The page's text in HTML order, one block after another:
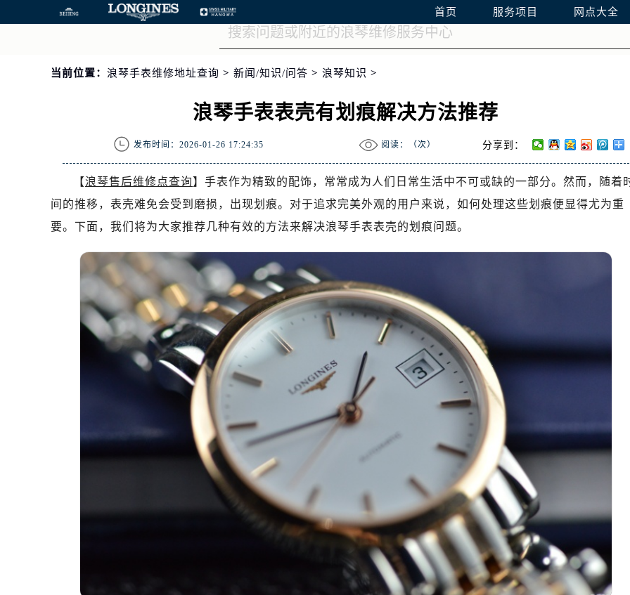
首页 服务项目 网点大全
当前位置： 浪琴手表维修地址查询 > 新闻/知识/问答 > 浪琴知识 >
浪琴手表表壳有划痕解决方法推荐
发布时间：2026-01-26 17:24:35 阅读：（次） 分享到：
【浪琴售后维修点查询】手表作为精致的配饰，常常成为人们日常生活中不可或缺的一部分。然而，随着
间的推移，表壳难免会受到磨损，出现划痕。对于追求完美外观的用户来说，如何处理这些划痕便显得尤为重
要。下面，我们将为大家推荐几种有效的方法来解决浪琴手表表壳的划痕问题。